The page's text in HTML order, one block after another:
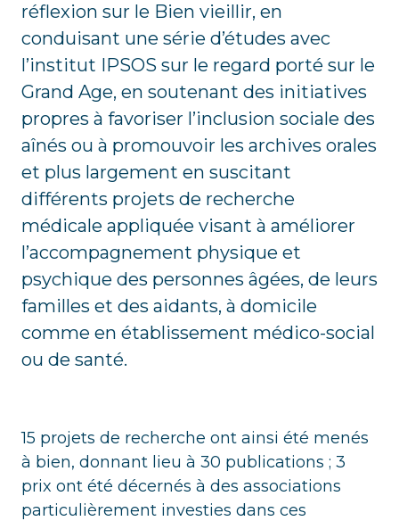
réflexion sur le Bien vieillir, en
conduisant une série d’études avec
l’institut IPSOS sur le regard porté sur le
Grand Age, en soutenant des initiatives
propres à favoriser l’inclusion sociale des
aînés ou à promouvoir les archives orales
et plus largement en suscitant
différents projets de recherche
médicale appliquée visant à améliorer
l’accompagnement physique et
psychique des personnes âgées, de leurs
familles et des aidants, à domicile
comme en établissement médico-social
ou de santé.
15 projets de recherche ont ainsi été menés
à bien, donnant lieu à 30 publications ; 3
prix ont été décernés à des associations
particulièrement investies dans ces